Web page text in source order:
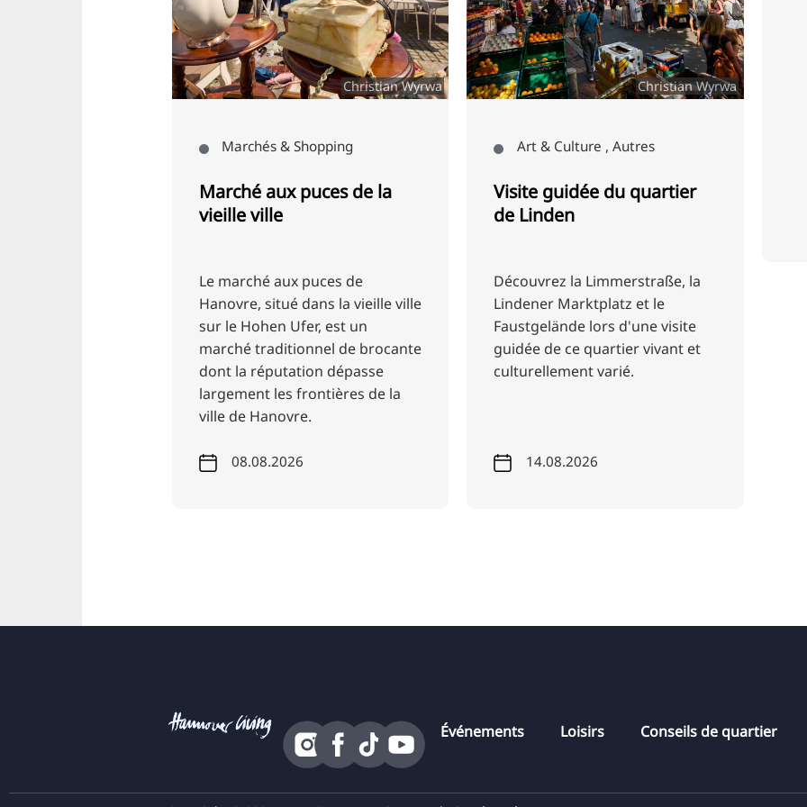
Christian Wyrwa
Marchés & Shopping
Marché aux puces de la
vieille ville
Le marché aux puces de
Hanovre, situé dans la vieille ville
sur le Hohen Ufer, est un
marché traditionnel de brocante
dont la réputation dépasse
largement les frontières de la
ville de Hanovre.
08.08.2026
Christian Wyrwa
Art & Culture , Autres
Visite guidée du quartier
de Linden
Découvrez la Limmerstraße, la
Lindener Marktplatz et le
Faustgelände lors d'une visite
guidée de ce quartier vivant et
culturellement varié.
14.08.2026
Événements Loisirs Conseils de quartier